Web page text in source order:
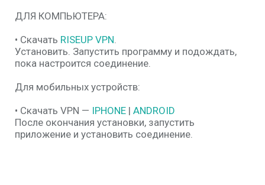
ДЛЯ КОМПЬЮТЕРА:
• Скачать RISEUP VPN.
Установить. Запустить программу и подождать,
пока настроится соединение.
Для мобильных устройств:
• Скачать VPN — IPHONE | ANDROID
После окончания установки, запустить
приложение и установить соединение.